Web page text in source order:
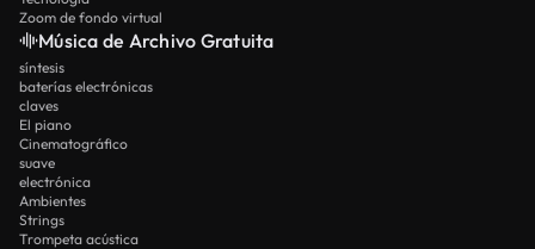
Zoom de fondo virtual
Música de Archivo Gratuita
síntesis
baterías electrónicas
claves
El piano
Cinematográfico
suave
electrónica
Ambientes
Strings
Trompeta acústica